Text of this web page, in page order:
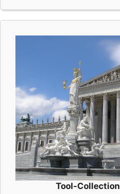
Tool-Collection